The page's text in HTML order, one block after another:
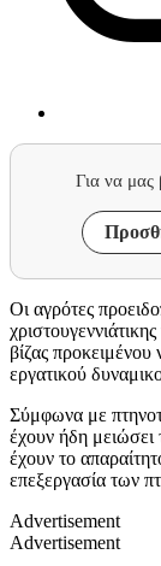
Για να μας
Οι αγρότες
βίζας
εργατικού
Σύμφωνα με
έχουν ήδη μειώσει
έχουν το
επεξεργασία των
Advertisement
Advertisement